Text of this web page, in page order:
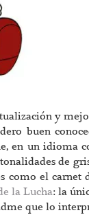
y
buen
en un idioma
de
como el carnet
la Lucha: la
que lo